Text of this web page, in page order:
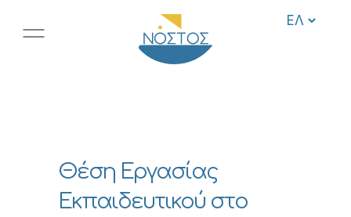
Θέση Εργασίας
Εκπαιδευτικού στο